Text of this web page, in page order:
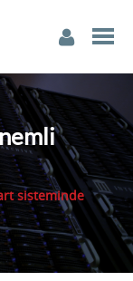
sisteminde